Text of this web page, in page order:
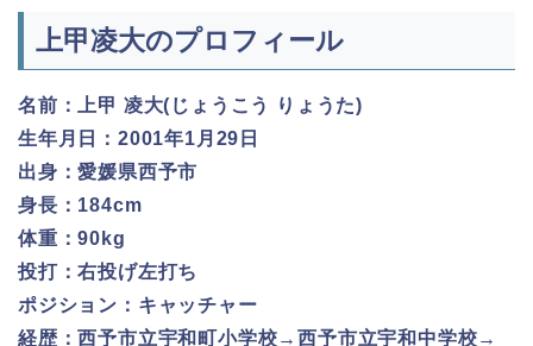
上甲凌大のプロフィール
名前：上甲 凌大(じょうこう りょうた)
生年月日：2001年1月29日
出身：愛媛県西予市
身長：184cm
体重：90kg
投打：右投げ左打ち
ポジション：キャッチャー
経歴：西予市立宇和町小学校→西予市立宇和中学校→